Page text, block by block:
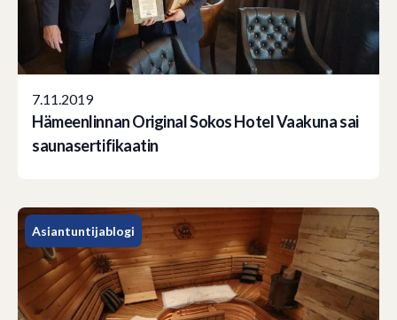
7.11.2019
Hämeenlinnan Original Sokos Hotel Vaakuna sai
saunasertifikaatin
Asiantuntijablogi